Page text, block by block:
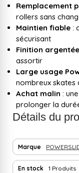
Remplacement
rollers sans
Maintien fiable :
sécurisant
Finition argentée
assortir
Large usage
nombreux skates
Achat malin :
prolonger la
Détails du
Marque
En stock 1 Produits